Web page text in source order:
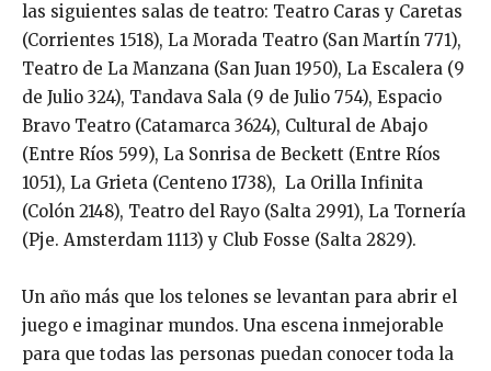
las siguientes salas de teatro: Teatro Caras y Caretas
(Corrientes 1518), La Morada Teatro (San Martín 771),
Teatro de La Manzana (San Juan 1950), La Escalera (9
de Julio 324), Tandava Sala (9 de Julio 754), Espacio
Bravo Teatro (Catamarca 3624), Cultural de Abajo
(Entre Ríos 599), La Sonrisa de Beckett (Entre Ríos
1051), La Grieta (Centeno 1738), La Orilla Infinita
(Colón 2148), Teatro del Rayo (Salta 2991), La Tornería
(Pje. Amsterdam 1113) y Club Fosse (Salta 2829).
Un año más que los telones se levantan para abrir el
juego e imaginar mundos. Una escena inmejorable
para que todas las personas puedan conocer toda la